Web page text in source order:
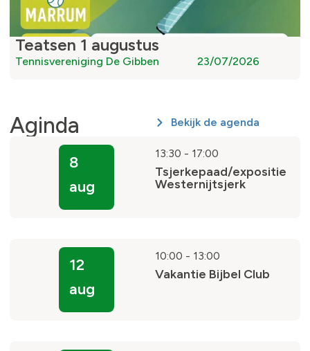
Teatsen 1 augustus
Tennisvereniging De Gibben 23/07/2026
Aginda Bekijk de agenda
8
aug
13:30 - 17:00
Tsjerkepaad/expositie
Westernijtsjerk
12
aug
10:00 - 13:00
Vakantie Bijbel Club